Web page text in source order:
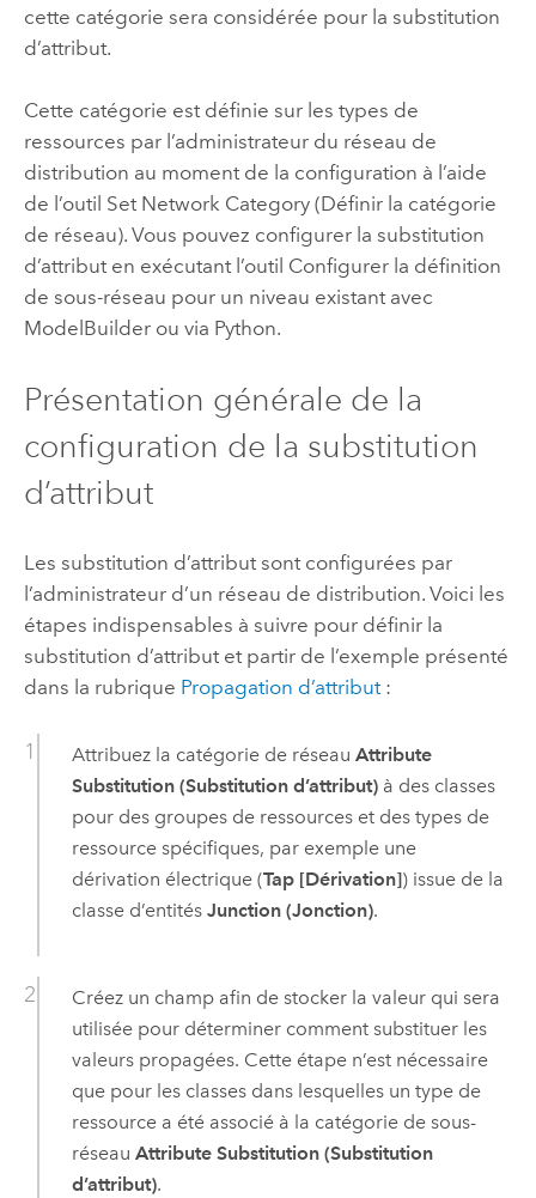
cette catégorie sera considérée pour la substitution
d’attribut.
Cette catégorie est définie sur les types de
ressources par l’administrateur du réseau de
distribution au moment de la configuration à l’aide
de l’outil Set Network Category (Définir la catégorie
de réseau). Vous pouvez configurer la substitution
d’attribut en exécutant l’outil Configurer la définition
de sous-réseau pour un niveau existant avec
ModelBuilderou via Python.
Présentation générale de la
configuration de la substitution
d’attribut
Les substitution d’attribut sont configurées par
l’administrateur d’un réseau de distribution. Voici les
étapes indispensables à suivre pour définir la
substitution d’attribut et partir de l’exemple présenté
dans la rubrique Propagation d’attribut:
Attribuez la catégorie de réseau Attribute
Substitution (Substitution d’attribut)à des classes
pour des groupes de ressources et des types de
ressource spécifiques, par exemple une
dérivation électrique (Tap [Dérivation]) issue de la
classe d’entités Junction (Jonction).
Créez un champ afin de stocker la valeur qui sera
utilisée pour déterminer comment substituer les
valeurs propagées. Cette étape n’est nécessaire
que pour les classes dans lesquelles un type de
ressource a été associé à la catégorie de sous-
réseau Attribute Substitution (Substitution
d’attribut).